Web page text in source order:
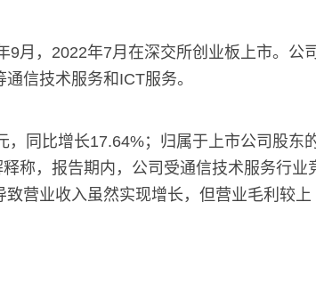
，2022年7月在深交所创业板上市。公司
信技术服务和ICT服务。
同比增长17.64%；归属于上市公司股东
称，报告期内，公司受通信技术服务行业
营业收入虽然实现增长，但营业毛利较上